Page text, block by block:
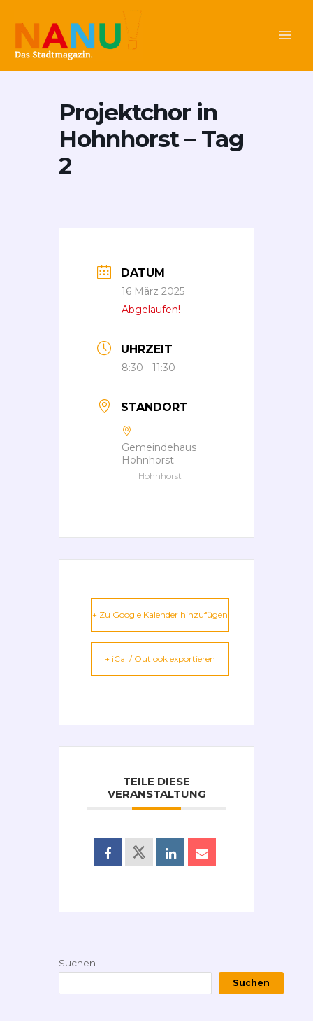
Inhalt
springen
Projektchor in
Hohnhorst – Tag
2
DATUM
16 März 2025
Abgelaufen!
UHRZEIT
8:30 - 11:30
STANDORT
Gemeindehaus
Hohnhorst
Hohnhorst
+ Zu Google Kalender hinzufügen
+ iCal / Outlook exportieren
TEILE DIESE
VERANSTALTUNG
Suchen
Suchen